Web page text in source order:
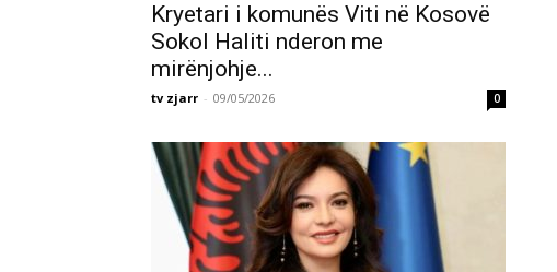
Kryetari i komunës Viti në Kosovë
Sokol Haliti nderon me
mirënjohje...
tv zjarr - 09/05/2026 0